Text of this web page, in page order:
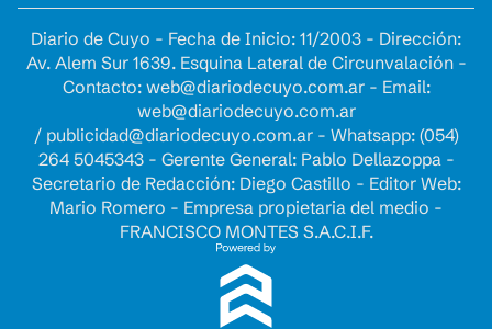
Diario de Cuyo - Fecha de Inicio: 11/2003 - Dirección:
Av. Alem Sur 1639. Esquina Lateral de Circunvalación -
Contacto: web@diariodecuyo.com.ar- Email:
web@diariodecuyo.com.ar
/ publicidad@diariodecuyo.com.ar- Whatsapp: (054)
264 5045343 - Gerente General: Pablo Dellazoppa -
Secretario de Redacción: Diego Castillo - Editor Web:
Mario Romero - Empresa propietaria del medio -
FRANCISCO MONTES S.A.C.I.F.